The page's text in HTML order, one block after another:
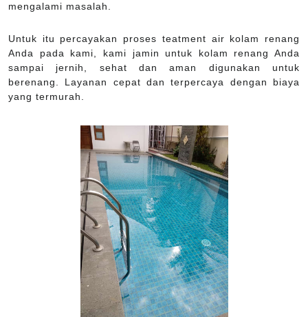
mengalami masalah.
Untuk itu percayakan proses teatment air kolam renang
Anda pada kami, kami jamin untuk kolam renang Anda
sampai jernih, sehat dan aman digunakan untuk
berenang. Layanan cepat dan terpercaya dengan biaya
yang termurah.